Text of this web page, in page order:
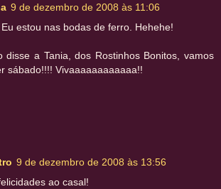
9 de dezembro de 2008 às 11:06
estou nas bodas de ferro. Hehehe!
disse a Tania, dos Rostinhos Bonitos, vamos
sábado!!!! Vivaaaaaaaaaaaa!!
9 de dezembro de 2008 às 13:56
ao casal!